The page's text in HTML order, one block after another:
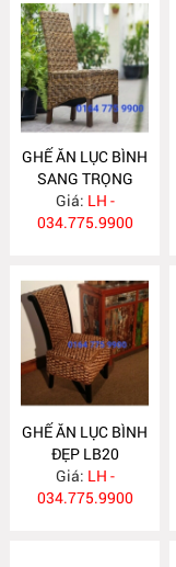
GHẾ ĂN LỤC BÌNH
SANG TRỌNG
LB23
Giá: LH -
034.775.9900
GHẾ ĂN LỤC BÌNH
ĐẸP LB20
Giá: LH -
034.775.9900